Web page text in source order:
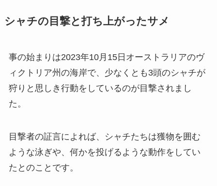
シャチの目撃と打ち上がったサメ
事の始まりは2023年10月15日オーストラリアのヴ
ィクトリア州の海岸で、少なくとも3頭のシャチが
狩りと思しき行動をしているのが目撃されまし
た。
目撃者の証言によれば、シャチたちは獲物を囲む
ような泳ぎや、何かを投げるような動作をしてい
たとのことです。